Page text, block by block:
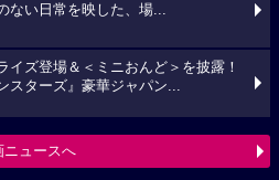
ない日常を映した、場...
イズ登場＆＜ミニおんど＞を披露！
スターズ』豪華ジャパン...
ニュースへ